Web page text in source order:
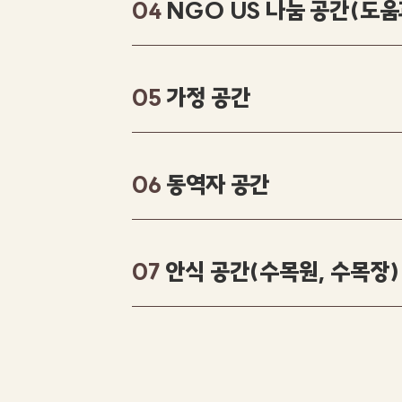
04 NGO US 나눔 공간(도움
05 가정 공간
06 동역자 공간
07 안식 공간(수목원, 수목장)